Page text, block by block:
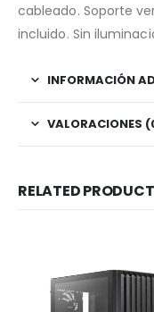
cableado. Soporte
incluido. Sin
INFORMACIÓN
VALORACIONES
RELATED